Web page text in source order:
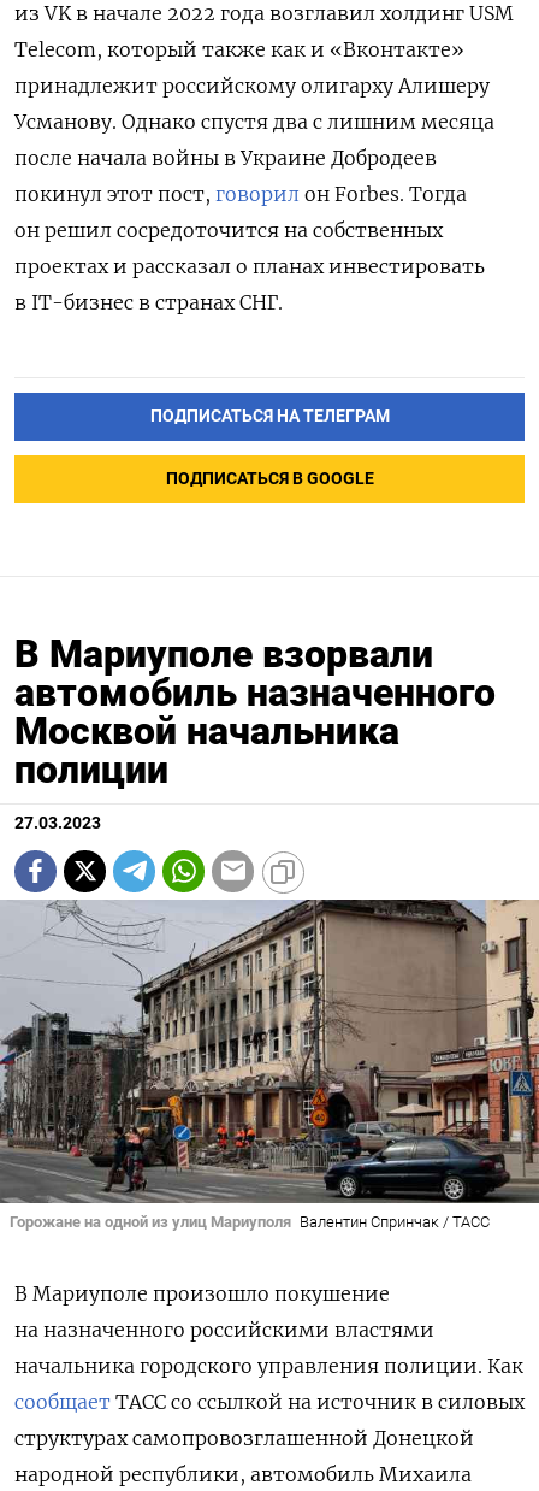
из VK в начале 2022 года возглавил холдинг USM
Telecom, который также как и «Вконтакте»
принадлежит российскому олигарху Алишеру
Усманову. Однако спустя два с лишним месяца
после начала войны в Украине Добродеев
покинул этот пост, говорил он Forbes. Тогда
он решил сосредоточится на собственных
проектах и рассказал о планах инвестировать
в IT-бизнес в странах СНГ.
ПОДПИСАТЬСЯ НА ТЕЛЕГРАМ
ПОДПИСАТЬСЯ В GOOGLE
В Мариуполе взорвали
автомобиль назначенного
Москвой начальника
полиции
27.03.2023
Горожане на одной из улиц Мариуполя Валентин Спринчак / ТАСС
В Мариуполе произошло покушение
на назначенного российскими властями
начальника городского управления полиции. Как
сообщает ТАСС со ссылкой на источник в силовых
структурах самопровозглашенной Донецкой
народной республики, автомобиль Михаила